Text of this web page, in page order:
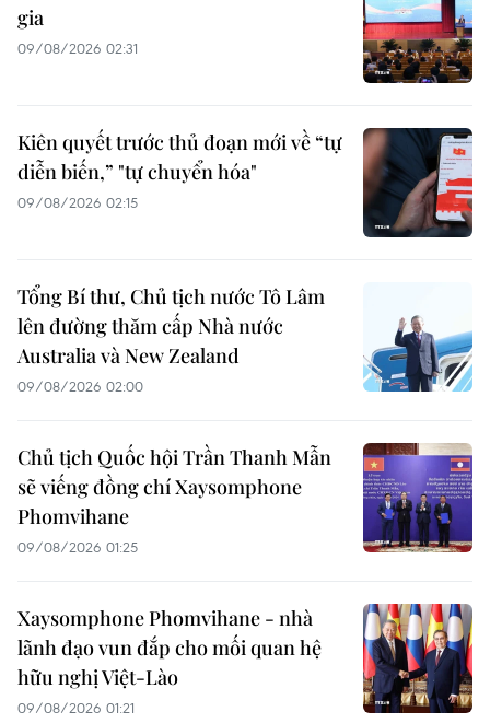
gia
09/08/2026 02:31
Kiên quyết trước thủ đoạn mới về “tự
diễn biến,” "tự chuyển hóa"
09/08/2026 02:15
Tổng Bí thư, Chủ tịch nước Tô Lâm
lên đường thăm cấp Nhà nước
Australia và New Zealand
09/08/2026 02:00
Chủ tịch Quốc hội Trần Thanh Mẫn
sẽ viếng đồng chí Xaysomphone
Phomvihane
09/08/2026 01:25
Xaysomphone Phomvihane - nhà
lãnh đạo vun đắp cho mối quan hệ
hữu nghị Việt-Lào
09/08/2026 01:21